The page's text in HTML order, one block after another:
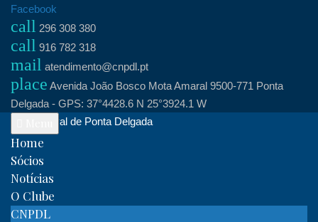
Skip
content
Facebook
call 296 308 380
call 916 782 318
mail atendimento@cnpdl.pt
place Avenida João Bosco Mota Amaral 9500-771 Ponta
Delgada - GPS: 37°4428.6 N 25°3924.1 W
Clube Naval de Ponta Delgada
Home
Sócios
Notícias
O Clube
CNPDL